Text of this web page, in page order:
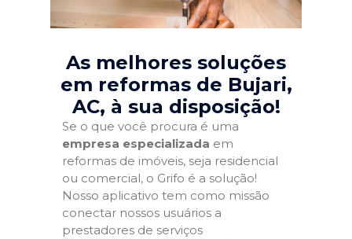
As melhores soluções
em reformas de Bujari,
AC, à sua disposição!
Se o que você procura é uma
empresa especializada em
reformas de imóveis, seja residencial
ou comercial, o Grifo é a solução!
Nosso aplicativo tem como missão
conectar nossos usuários a
prestadores de serviços